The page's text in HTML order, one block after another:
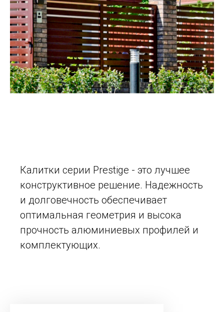
Калитки серии Prestige - это лучшее
конструктивное решение. Надежность
и долговечность обеспечивает
оптимальная геометрия и высока
прочность алюминиевых профилей и
комплектующих.